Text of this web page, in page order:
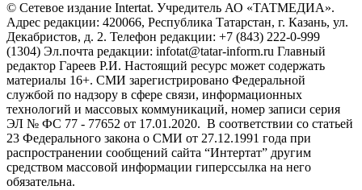
© Сетевое издание Intertat. Учредитель АО «ТАТМЕДИА».
Адрес редакции: 420066, Республика Татарстан, г. Казань, ул.
Декабристов, д. 2. Телефон редакции: +7 (843) 222-0-999
(1304) Эл.почта редакции: infotat@tatar-inform.ru Главный
редактор Гареев Р.И. Настоящий ресурс может содержать
материалы 16+. СМИ зарегистрировано Федеральной
службой по надзору в сфере связи, информационных
технологий и массовых коммуникаций, номер записи серия
ЭЛ № ФС 77 - 77652 от 17.01.2020. В соответствии со статьей
23 Федерального закона о СМИ от 27.12.1991 года при
распространении сообщений сайта “Интертат” другим
средством массовой информации гиперссылка на него
обязательна.